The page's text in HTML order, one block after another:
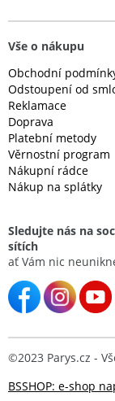
Vše o nákupu
Obchodní
Odstoupení od
Reklamace
Doprava
Platební metody
Věrnostní program
Nákupní rádce
Nákup na splátky
Sledujte nás na
sítích
ať Vám nic
©2023 Parys.cz -
BSSHOP: e-shop